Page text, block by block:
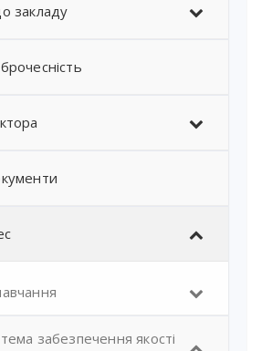
закладу
забезпечення якості